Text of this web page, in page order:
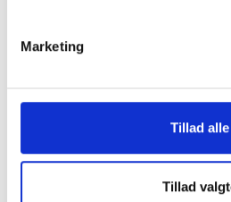
Marketing
Tillad alle
Tillad